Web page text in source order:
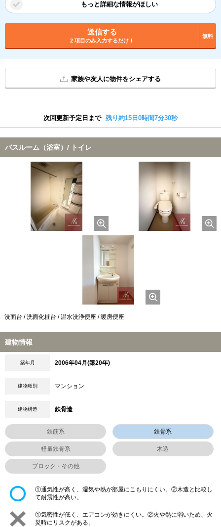
もっと詳細な情報がほしい
送信する
2 項目のみ入力するだけ！
無料
家族や友人に物件をシェアする
次回更新予定日まで 残り約15日0時間7分29秒
バスルーム（浴室）/ トイレ
洗面台 / 洗面化粧台 / 温水洗浄便座 / 暖房便座
建物情報
築年月 2006年04月(築20年)
建物種別 マンション
建物構造 鉄骨造
鉄筋系 鉄骨系
軽量鉄骨系 木造
ブロック・その他
①通気性が高く、湿気や熱が部屋にこもりにくい。②木造と比較し
て耐震性が高い。
①気密性が低く、エアコンが効きにくい。②火や熱に弱いため、火
災時にリスクがある。